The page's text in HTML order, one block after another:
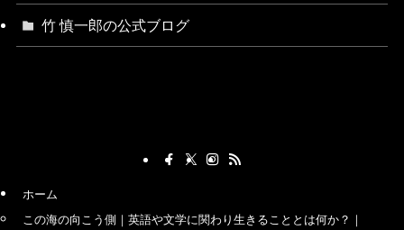
竹 慎一郎の公式ブログ
ホーム
この海の向こう側｜英語や文学に関わり生きることとは何か？｜